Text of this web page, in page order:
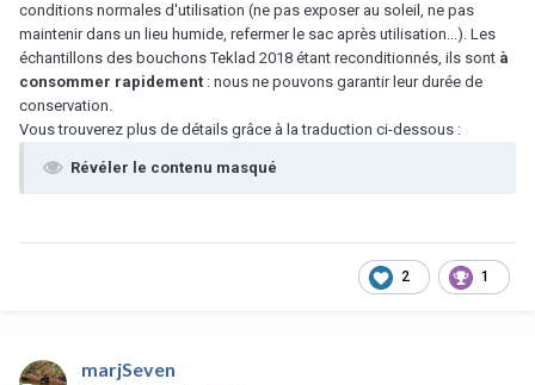
conditions normales d'utilisation (ne pas exposer au soleil, ne pas
maintenir dans un lieu humide, refermer le sac après utilisation...). Les
échantillons des bouchons Teklad 2018 étant reconditionnés, ils sont à
consommer rapidement : nous ne pouvons garantir leur durée de
conservation.
Vous trouverez plus de détails grâce à la traduction ci-dessous :
Révéler le contenu masqué
2 1
marjSeven